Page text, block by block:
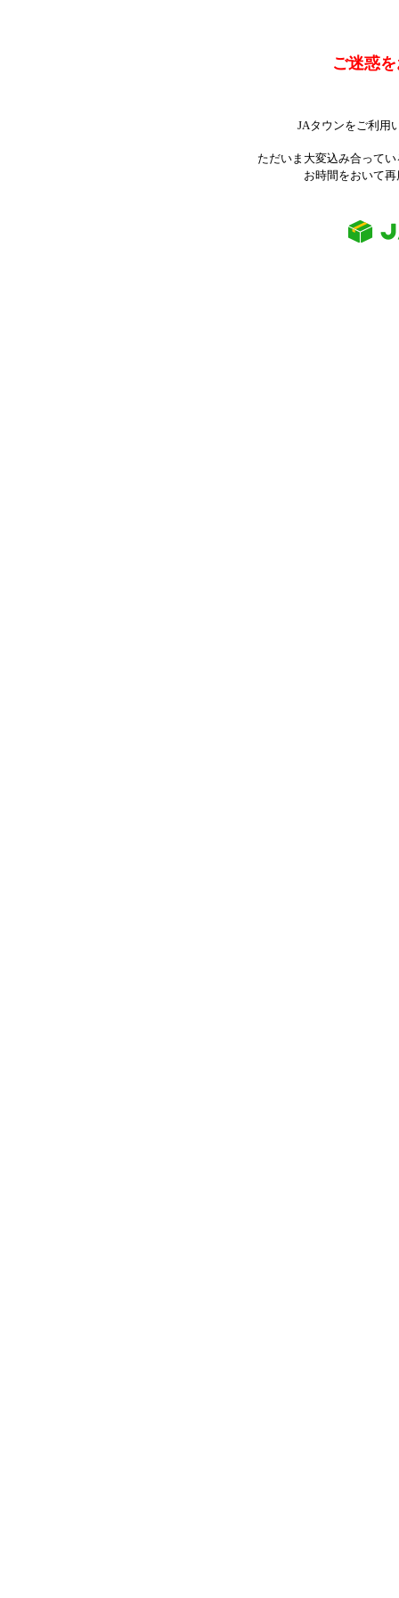
ご迷惑
JAタウンをご利用
ただいま大変込み合って
お時間をおいて